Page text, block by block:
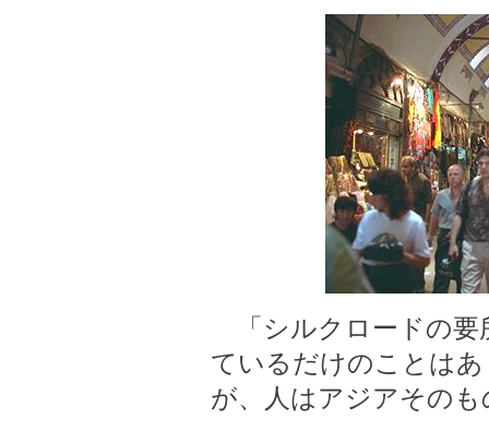
「シルクロードの要
ているだけのことは
が、人はアジアそのも